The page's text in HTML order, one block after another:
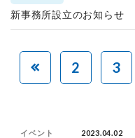
新事務所設立のお知らせ
2 3
イベント 2023.04.02